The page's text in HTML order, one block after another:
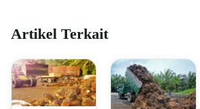
Artikel Terkait